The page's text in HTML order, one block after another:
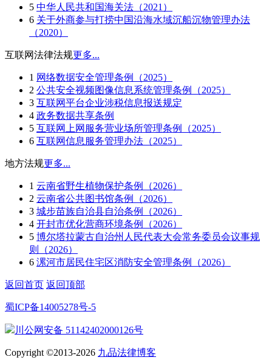
5 中华人民共和国海关法（2021）
6 关于外商参与打捞中国沿海水域沉船沉物管理办法
（2020）
互联网法律法规更多...
1 网络数据安全管理条例（2025）
2 公共安全视频图像信息系统管理条例（2025）
3 互联网平台企业涉税信息报送规定
4 政务数据共享条例
5 互联网上网服务营业场所管理条例（2025）
6 互联网信息服务管理办法（2025）
地方法规更多...
1 云南省野生植物保护条例（2026）
2 云南省公共图书馆条例（2026）
3 城步苗族自治县自治条例（2026）
4 开封市优化营商环境条例（2026）
5 博尔塔拉蒙古自治州人民代表大会常务委员会议事规
则（2026）
6 漯河市居民住宅区消防安全管理条例（2026）
返回首页 返回顶部
蜀ICP备14005278号-5
川公网安备 51142402000126号
Copyright ©2013-2026 九品法律博客